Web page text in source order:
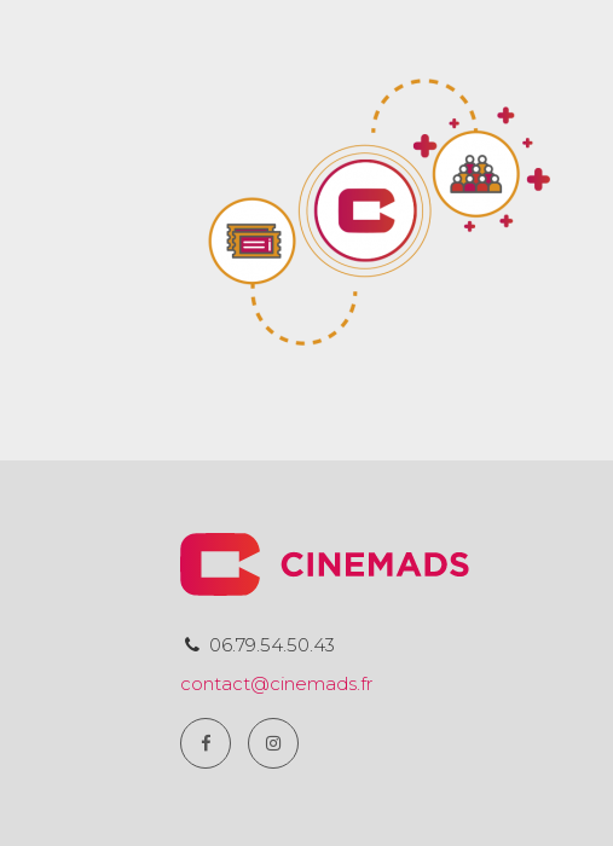
06.79.54.50.43
contact@cinemads.fr